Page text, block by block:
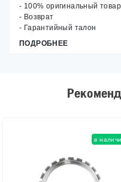
- 100% оригинальный товар
- Возврат
- Гарантийный талон
ПОДРОБНЕЕ
в